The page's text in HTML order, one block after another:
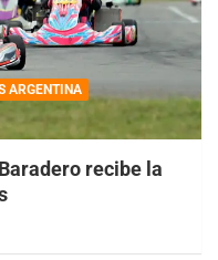
ARGENTINA
recibe la